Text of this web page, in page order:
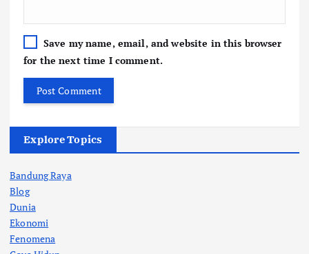
Save my name, email, and website in this browser
for the next time I comment.
Explore Topics
Bandung Raya
Blog
Dunia
Ekonomi
Fenomena